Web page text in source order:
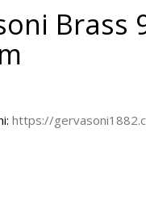
Brass
https://